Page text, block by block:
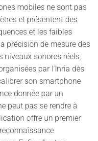
mobiles ne sont pas
et présentent des
et les faibles
précision de mesure des
niveaux sonores réels,
par l’Inria dès
son smartphone
donnée par un
peut pas se rendre à
offre un premier